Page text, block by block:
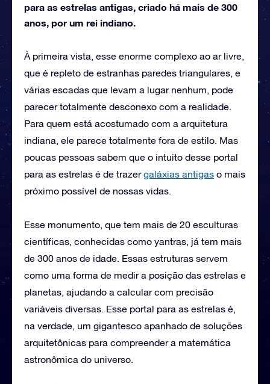
para as estrelas antigas, criado há mais de 300
anos, por um rei indiano.
À primeira vista, esse enorme complexo ao ar livre,
que é repleto de estranhas paredes triangulares, e
várias escadas que levam a lugar nenhum, pode
parecer totalmente desconexo com a realidade.
Para quem está acostumado com a arquitetura
indiana, ele parece totalmente fora de estilo. Mas
poucas pessoas sabem que o intuito desse portal
para as estrelas é de trazergaláxias antigas o mais
próximo possível de nossas vidas.
Esse monumento, que tem mais de 20 esculturas
científicas, conhecidas como yantras, já tem mais
de 300 anos de idade. Essas estruturas servem
como uma forma de medir a posição das estrelas e
planetas, ajudando a calcular com precisão
variáveis diversas. Esse portal para as estrelas é,
na verdade, um gigantesco apanhado de soluções
arquitetônicas para compreender a matemática
astronômica do universo.